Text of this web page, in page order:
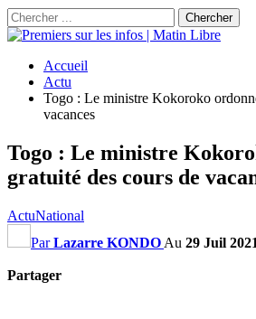
Accueil
Actu
Togo : Le ministre Kokoroko
vacances
Togo : Le ministre
gratuité des cours de
ActuNational
ParLazarre KONDO Au 29 Juil 2021
Partager